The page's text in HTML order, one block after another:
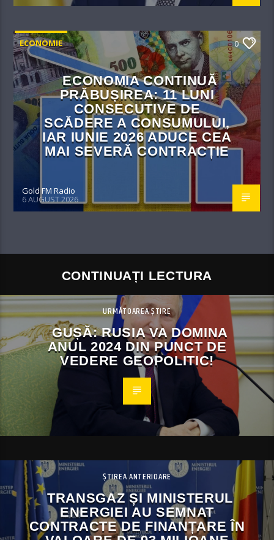
ECONOMIE 0
ECONOMIA CONTINUĂ
PRĂBUȘIREA: 11 LUNI
CONSECUTIVE DE
SCĂDERE A CONSUMULUI,
IAR IUNIE 2026 ADUCE CEA
MAI SEVERĂ CONTRACȚIE
Gold FM Radio
6 AUGUST 2026
CONTINUAȚI LECTURA
URMĂTOAREA ȘTIRE
GUȘĂ: RUSIA VA DOMINA
ANUL 2024 DIN PUNCT DE
VEDERE GEOPOLITIC!
ȘTIREA ANTERIOARE
TRANSGAZ ȘI MINISTERUL
ENERGIEI AU SEMNAT
CONTRACTE DE FINANȚARE ÎN